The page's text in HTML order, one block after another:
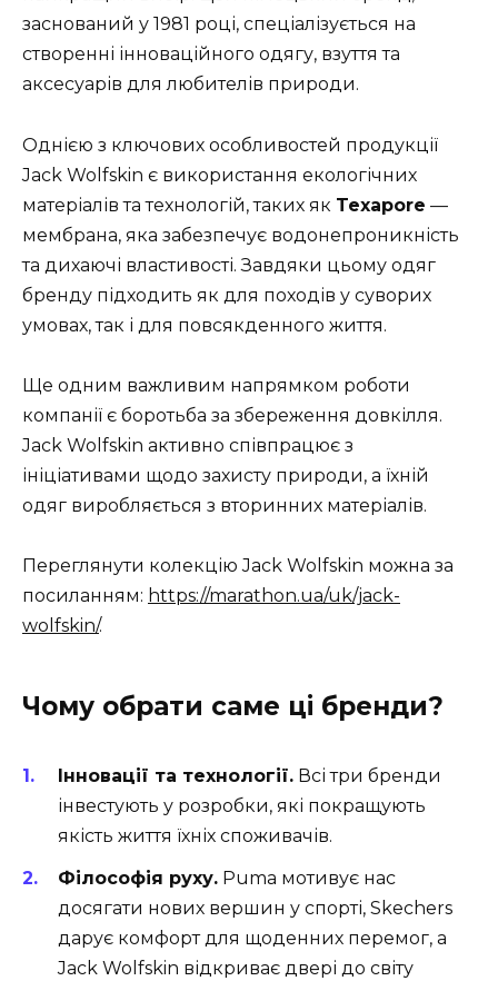
заснований у 1981 році, спеціалізується на
створенні інноваційного одягу, взуття та
аксесуарів для любителів природи.
Однією з ключових особливостей продукції
Jack Wolfskin є використання екологічних
матеріалів та технологій, таких як Texapore —
мембрана, яка забезпечує водонепроникність
та дихаючі властивості. Завдяки цьому одяг
бренду підходить як для походів у суворих
умовах, так і для повсякденного життя.
Ще одним важливим напрямком роботи
компанії є боротьба за збереження довкілля.
Jack Wolfskin активно співпрацює з
ініціативами щодо захисту природи, а їхній
одяг виробляється з вторинних матеріалів.
Переглянути колекцію Jack Wolfskin можна за
посиланням: https://marathon.ua/uk/jack-
wolfskin/.
Чому обрати саме ці бренди?
Інновації та технології. Всі три бренди
інвестують у розробки, які покращують
якість життя їхніх споживачів.
Філософія руху. Puma мотивує нас
досягати нових вершин у спорті, Skechers
дарує комфорт для щоденних перемог, а
Jack Wolfskin відкриває двері до світу